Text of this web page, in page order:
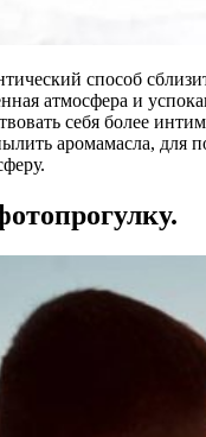
способ
атмосфера и
себя более
аромамасла, для